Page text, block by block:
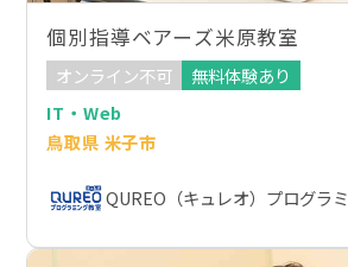
個別指導ベアーズ米原教室
オンライン不可
無料体験あり
IT・Web
鳥取県 米子市
QUREO（キュレオ）プログラ